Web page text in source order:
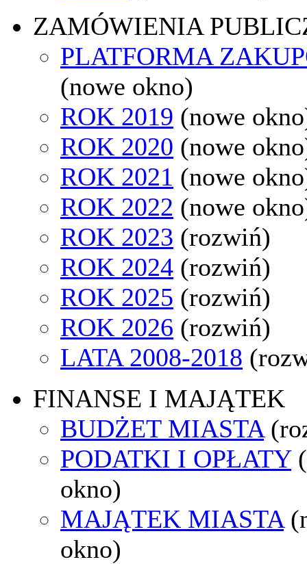
ZAMÓWIENIA
PLATFORMA
(nowe okno)
ROK 2019 (nowe
ROK 2020 (nowe
ROK 2021 (nowe
ROK 2022 (nowe
ROK 2023 (rozwiń)
ROK 2024 (rozwiń)
ROK 2025 (rozwiń)
ROK 2026 (rozwiń)
LATA 2008-2018
FINANSE I MAJĄTEK
BUDŻET MIASTA
PODATKI I OPŁATY
okno)
MAJĄTEK MIASTA
okno)